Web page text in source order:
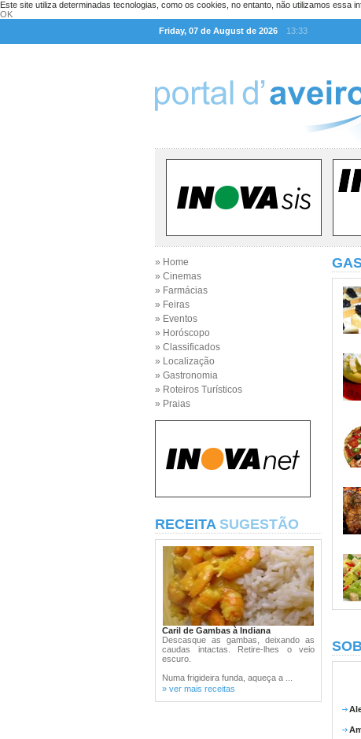
Este site utiliza determinadas tecnologias, como os cookies, no entanto, não utilizamos essa
OK
Friday, 07 de August de 2026
13:33
» Home
» Cinemas
» Farmácias
» Feiras
» Eventos
» Horóscopo
» Classificados
» Localização
» Gastronomia
» Roteiros Turísticos
» Praias
RECEITA SUGESTÃO
Caril de Gambas à Indiana
Descasque as gambas, deixando as
caudas intactas. Retire-lhes o veio
escuro.
Numa frigideira funda, aqueça a ...
» ver mais receitas